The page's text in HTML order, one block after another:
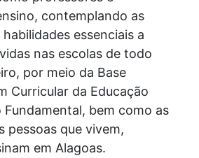
contemplando as
essenciais a
nas escolas de todo
por meio da Base
Curricular da Educação
Fundamental, bem como as
pessoas que vivem,
em Alagoas.